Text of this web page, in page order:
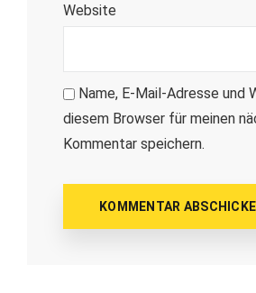
Website
Name, E-Mail-Adresse und
diesem Browser für meinen
Kommentar speichern.